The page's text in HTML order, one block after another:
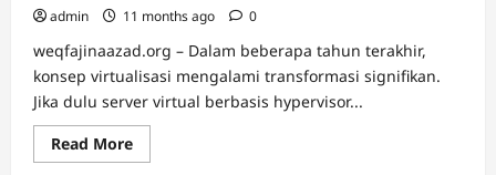
admin 11 months ago 0
weqfajinaazad.org – Dalam beberapa tahun terakhir,
konsep virtualisasi mengalami transformasi signifikan.
Jika dulu server virtual berbasis hypervisor...
Read MoreRead
more